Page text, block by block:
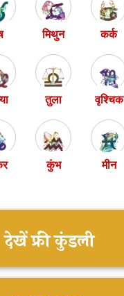
मिथुन कर्क
तुला वृश्चिक
कुंभ मीन
देखें फ्री कुंडली